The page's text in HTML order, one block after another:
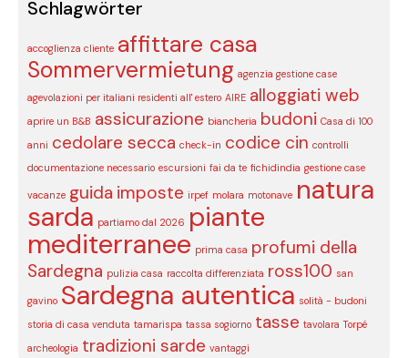
Schlagwörter
accoglienza cliente affittare casa
Sommervermietung agenzia gestione case
agevolazioni per italiani residenti all' estero AIRE alloggiati web
aprire un B&B assicurazione biancheria budoni Casa di 100
anni cedolare secca check-in codice cin controlli
documentazione necessario escursioni fai da te fichidindia gestione case
vacanze guida imposte irpef molara motonave natura
sarda partiamo dal 2026 piante
mediterranee prima casa profumi della
Sardegna pulizia casa raccolta differenziata ross100 san
gavino Sardegna autentica solità - budoni
storia di casa venduta tamarispa tassa sogiorno tasse tavolara Torpé
archeologia tradizioni sarde vantaggi